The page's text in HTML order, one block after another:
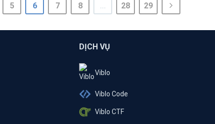
5 6 7 8 ... 28 29
DỊCH VỤ
Viblo
Viblo Code
Viblo CTF